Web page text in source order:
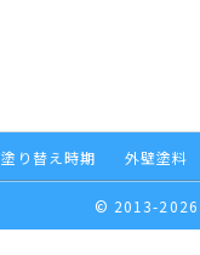
塗り替え時期 外壁塗料
© 2013-2026